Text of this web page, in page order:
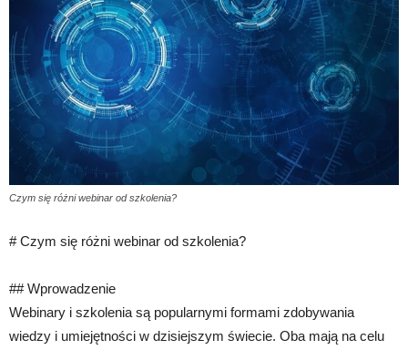
Czym się różni webinar od szkolenia?
# Czym się różni webinar od szkolenia?
## Wprowadzenie
Webinary i szkolenia są popularnymi formami zdobywania
wiedzy i umiejętności w dzisiejszym świecie. Oba mają na celu